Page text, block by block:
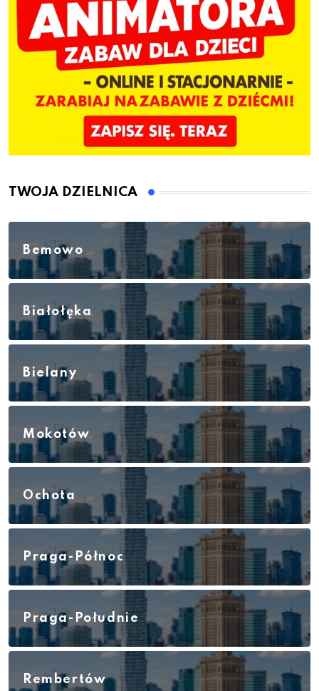
TWOJA DZIELNICA
Bemowo
Białołęka
Bielany
Mokotów
Ochota
Praga-Północ
Praga-Południe
Rembertów